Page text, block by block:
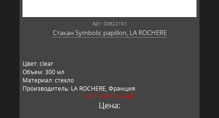
Арт: 00622101
Стакан Symbolic papillon, LA ROCHERE
Цвет: clear
Объем: 300 мл
Материал: стекло
Производитель: LA ROCHERE, Франция
НЕТ В НАЛИЧИИ
Цена: